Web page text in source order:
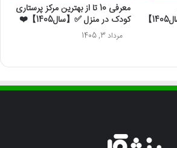
واژینیسموس در تهران【سال1405】
معرفی 10 تا از بهترین مرکز پرستاری
کودک در منزل ✅【سال1405】❤️
مرداد 3, 1405